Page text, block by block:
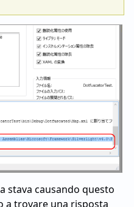
stava causando questo
a trovare una risposta